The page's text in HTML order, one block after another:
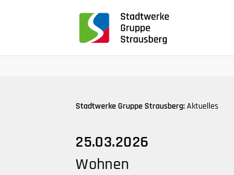
Navigation
Tabulatorentaste:Stadtwerke Gruppe Strausberg:Aktuelles
25.03.2026
Wohnen